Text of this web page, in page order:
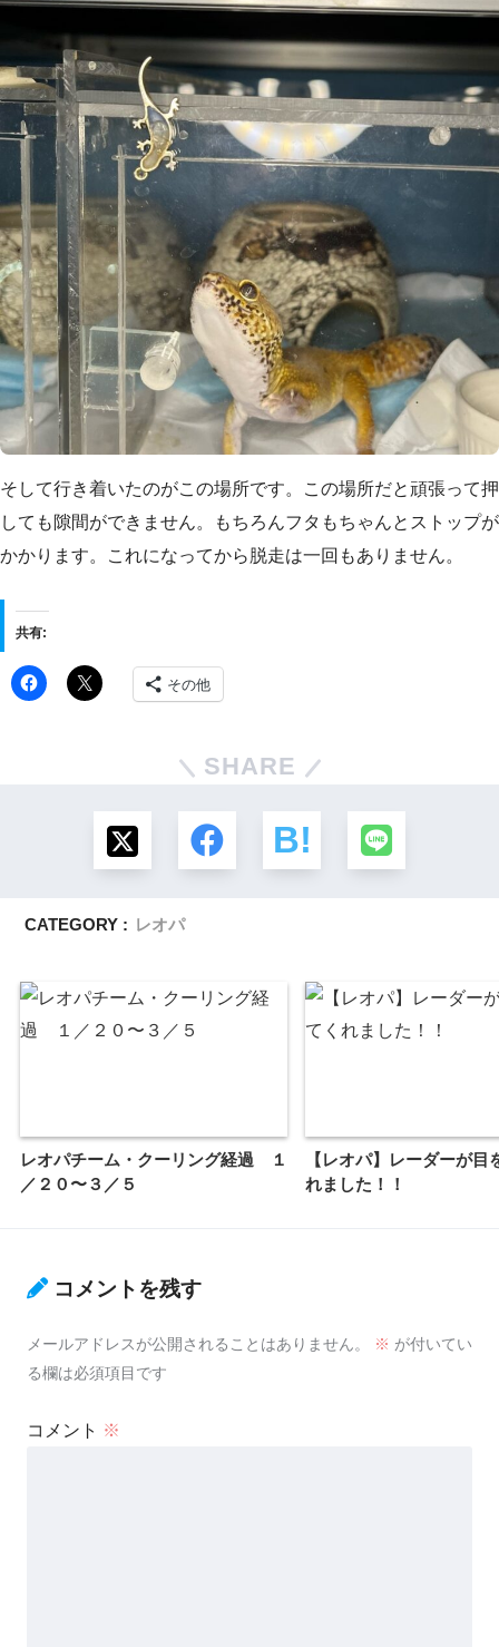
そして行き着いたのがこの場所です。この場所だと頑張って押
しても隙間ができません。もちろんフタもちゃんとストップが
かかります。これになってから脱走は一回もありません。
共有:
その他
SHARE
CATEGORY : レオパ
レオパチーム・クーリング経過 １
／２０〜３／５
【レオパ】レーダーが目
れました！！
コメントを残す
メールアドレスが公開されることはありません。 ※ が付いてい
る欄は必須項目です
コメント ※